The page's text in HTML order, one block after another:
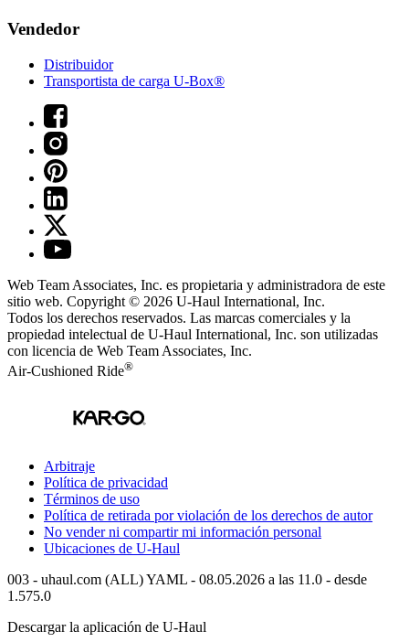
Vendedor
Distribuidor
Transportista de carga U-Box®
Web Team Associates, Inc. es propietaria y administradora de este
sitio web. Copyright © 2026 U-Haul International, Inc.
Todos los derechos reservados. Las marcas comerciales y la
propiedad intelectual de U-Haul International, Inc. son utilizadas
con licencia de Web Team Associates, Inc.
Air-Cushioned Ride®
Arbitraje
Política de privacidad
Términos de uso
Política de retirada por violación de los derechos de autor
No vender ni compartir mi información personal
Ubicaciones de U-Haul
003 - uhaul.com (ALL) YAML - 08.05.2026 a las 11.0 - desde
1.575.0
Descargar la aplicación de U-Haul